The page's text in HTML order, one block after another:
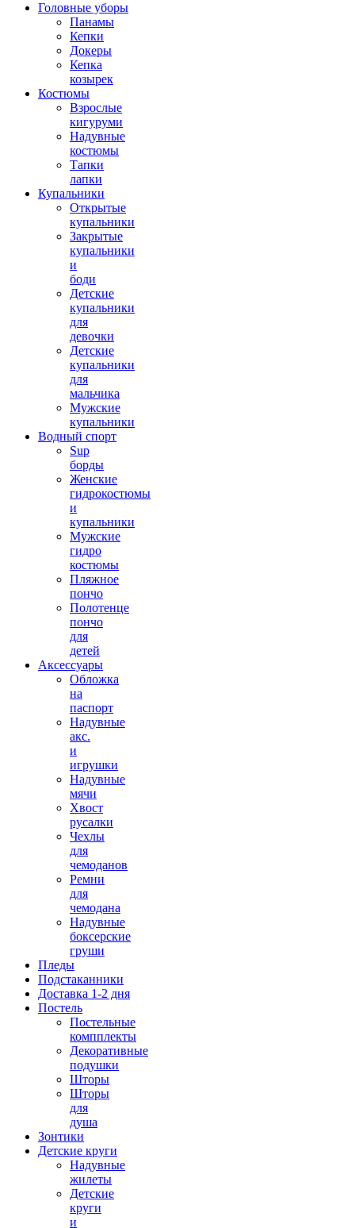
Головные уборы
Панамы
Кепки
Докеры
Кепка
козырек
Костюмы
Взрослые
кигуруми
Надувные
костюмы
Тапки
лапки
Купальники
Открытые
купальники
Закрытые
купальники
и
боди
Детские
купальники
для
девочки
Детские
купальники
для
мальчика
Мужские
купальники
Водный спорт
Sup
борды
Женские
гидрокостюмы
и
купальники
Мужские
гидро
костюмы
Пляжное
пончо
Полотенце
пончо
для
детей
Аксессуары
Обложка
на
паспорт
Надувные
акс.
и
игрушки
Надувные
мячи
Хвост
русалки
Чехлы
для
чемоданов
Ремни
для
чемодана
Надувные
боксерские
груши
Пледы
Подстаканники
Доставка 1-2 дня
Постель
Постельные
компплекты
Декоративные
подушки
Шторы
Шторы
для
душа
Зонтики
Детские круги
Надувные
жилеты
Детские
круги
и